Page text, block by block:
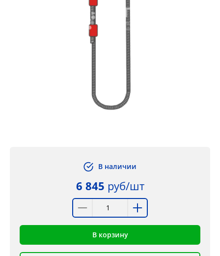
В наличии
6 845 руб/шт
В корзину